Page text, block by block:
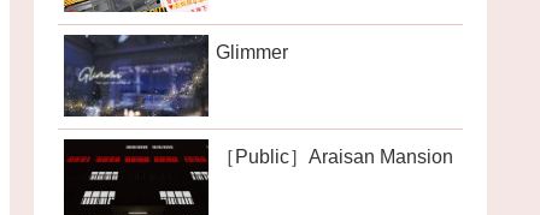
Glimmer
［Public］Araisan Mansion